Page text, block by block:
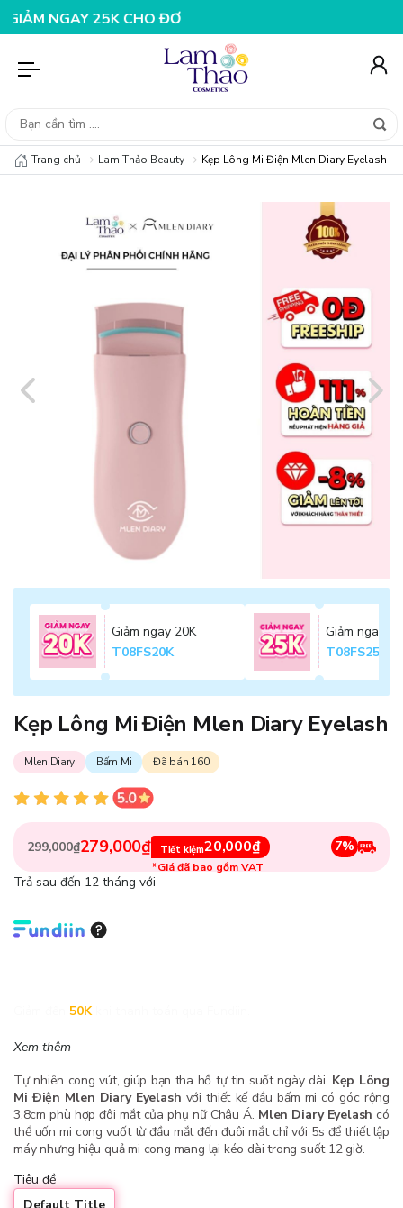
25K CHO ĐƠN HÀNG 99K
Trang chủ Lam Thảo Beauty Kẹp Lông Mi Điện Mlen Diary Eyelash
Giảm ngay 20K
T08FS20K
Giảm ngay
T08FS25K
Kẹp Lông Mi Điện Mlen Diary Eyelash
Mlen Diary Bấm Mi Đã bán 160
299,000₫279,000₫ Tiết kiệm20,000₫
*Giá đã bao gồm VAT
7%
Trả sau đến 12 tháng với
50K
Xem thêm
Tự nhiên cong vút, giúp bạn tha hồ tự tin suốt ngày dài. Kẹp Lông
Mi Điện Mlen Diary Eyelash với thiết kế đầu bấm mi có góc rộng
3.8cm phù hợp đôi mắt của phụ nữ Châu Á. Mlen Diary Eyelash có
thể uốn mi cong vuốt từ đầu mắt đến đuôi mắt chỉ với 5s để thiết lập
máy nhưng hiệu quả mi cong mang lại kéo dài trong suốt 12 giờ.
Tiêu đề
Default Title